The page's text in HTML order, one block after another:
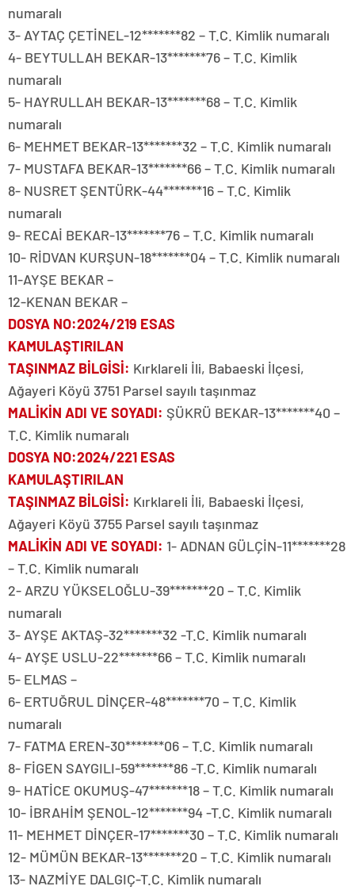
numaralı
3- AYTAÇ ÇETİNEL-12*******82 – T.C. Kimlik numaralı
4- BEYTULLAH BEKAR-13*******76 – T.C. Kimlik
numaralı
5- HAYRULLAH BEKAR-13*******68 – T.C. Kimlik
numaralı
6- MEHMET BEKAR-13*******32 – T.C. Kimlik numaralı
7- MUSTAFA BEKAR-13*******66 – T.C. Kimlik numaralı
8- NUSRET ŞENTÜRK-44*******16 – T.C. Kimlik
numaralı
9- RECAİ BEKAR-13*******76 – T.C. Kimlik numaralı
10- RİDVAN KURŞUN-18*******04 – T.C. Kimlik numaralı
11-AYŞE BEKAR –
12-KENAN BEKAR –
DOSYA NO:2024/219 ESAS
KAMULAŞTIRILAN
TAŞINMAZ BİLGİSİ: Kırklareli İli, Babaeski İlçesi,
Ağayeri Köyü 3751 Parsel sayılı taşınmaz
MALİKİN ADI VE SOYADI: ŞÜKRÜ BEKAR-13*******40 –
T.C. Kimlik numaralı
DOSYA NO:2024/221 ESAS
KAMULAŞTIRILAN
TAŞINMAZ BİLGİSİ: Kırklareli İli, Babaeski İlçesi,
Ağayeri Köyü 3755 Parsel sayılı taşınmaz
MALİKİN ADI VE SOYADI: 1- ADNAN GÜLÇİN-11*******28
– T.C. Kimlik numaralı
2- ARZU YÜKSELOĞLU-39*******20 – T.C. Kimlik
numaralı
3- AYŞE AKTAŞ-32*******32 -T.C. Kimlik numaralı
4- AYŞE USLU-22*******66 – T.C. Kimlik numaralı
5- ELMAS –
6- ERTUĞRUL DİNÇER-48*******70 – T.C. Kimlik
numaralı
7- FATMA EREN-30*******06 – T.C. Kimlik numaralı
8- FİGEN SAYGILI-59*******86 -T.C. Kimlik numaralı
9- HATİCE OKUMUŞ-47*******18 – T.C. Kimlik numaralı
10- İBRAHİM ŞENOL-12*******94 -T.C. Kimlik numaralı
11- MEHMET DİNÇER-17*******30 – T.C. Kimlik numaralı
12- MÜMÜN BEKAR-13*******20 – T.C. Kimlik numaralı
13- NAZMİYE DALGIÇ-T.C. Kimlik numaralı